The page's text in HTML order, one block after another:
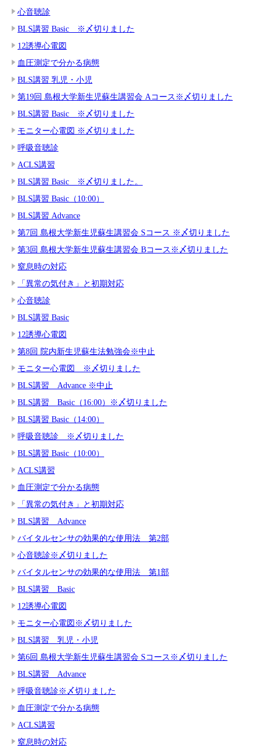
心音聴診
BLS講習 Basic ※〆切りました
12誘導心電図
血圧測定で分かる病態
BLS講習 乳児・小児
第19回 島根大学新生児蘇生講習会 Aコース※〆切りました
BLS講習 Basic ※〆切りました
モニター心電図 ※〆切りました
呼吸音聴診
ACLS講習
BLS講習 Basic ※〆切りました。
BLS講習 Basic（10:00）
BLS講習 Advance
第7回 島根大学新生児蘇生講習会 Sコース ※〆切りました
第3回 島根大学新生児蘇生講習会 Bコース※〆切りました
窒息時の対応
「異常の気付き」と初期対応
心音聴診
BLS講習 Basic
12誘導心電図
第8回 院内新生児蘇生法勉強会※中止
モニター心電図 ※〆切りました
BLS講習 Advance ※中止
BLS講習 Basic（16:00）※〆切りました
BLS講習 Basic（14:00）
呼吸音聴診 ※〆切りました
BLS講習 Basic（10:00）
ACLS講習
血圧測定で分かる病態
「異常の気付き」と初期対応
BLS講習 Advance
バイタルセンサの効果的な使用法 第2部
心音聴診※〆切りました
バイタルセンサの効果的な使用法 第1部
BLS講習 Basic
12誘導心電図
モニター心電図※〆切りました
BLS講習 乳児・小児
第6回 島根大学新生児蘇生講習会 Sコース※〆切りました
BLS講習 Advance
呼吸音聴診※〆切りました
血圧測定で分かる病態
ACLS講習
窒息時の対応